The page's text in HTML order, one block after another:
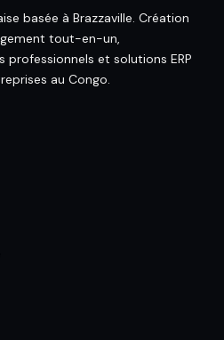
basée à Brazzaville. Création
tout-en-un,
professionnels et solutions ERP
au Congo.